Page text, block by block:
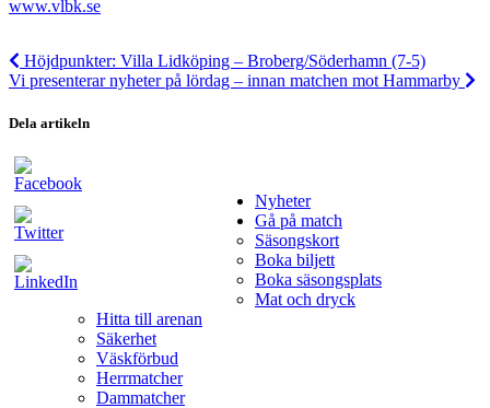
www.vlbk.se
Höjdpunkter: Villa Lidköping – Broberg/Söderhamn (7-5)
Vi presenterar nyheter på lördag – innan matchen mot Hammarby
Dela artikeln
Nyheter
Gå på match
Säsongskort
Boka biljett
Boka säsongsplats
Mat och dryck
Hitta till arenan
Säkerhet
Väskförbud
Herrmatcher
Dammatcher